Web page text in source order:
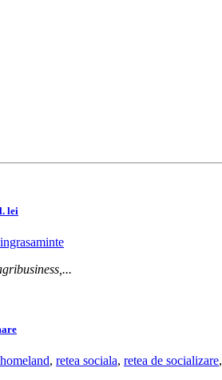
lei
ingrasaminte
homeland, retea sociala, retea de socializare,